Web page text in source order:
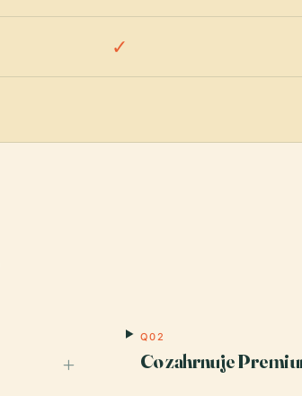
✓
+
Q02
Co zahrnuje